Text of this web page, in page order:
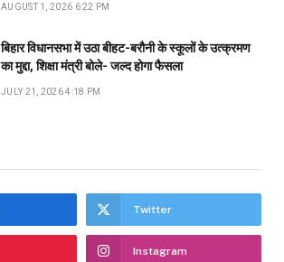
AUGUST 1, 2026 6:22 PM
बिहार विधानसभा में उठा बीहट-बरौनी के स्कूलों के उत्क्रमण
का मुद्दा, शिक्षा मंत्री बोले- जल्द होगा फैसला
JULY 21, 2026 4:18 PM
Twitter
Instagram